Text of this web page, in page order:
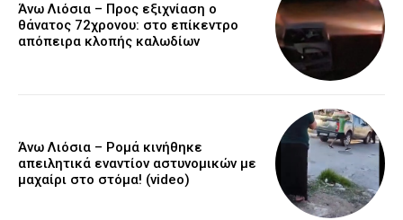
Άνω Λιόσια – Προς εξιχνίαση ο
θάνατος 72χρονου: στο επίκεντρο
απόπειρα κλοπής καλωδίων
Άνω Λιόσια – Ρομά κινήθηκε
απειλητικά εναντίον αστυνομικών με
μαχαίρι στο στόμα! (video)